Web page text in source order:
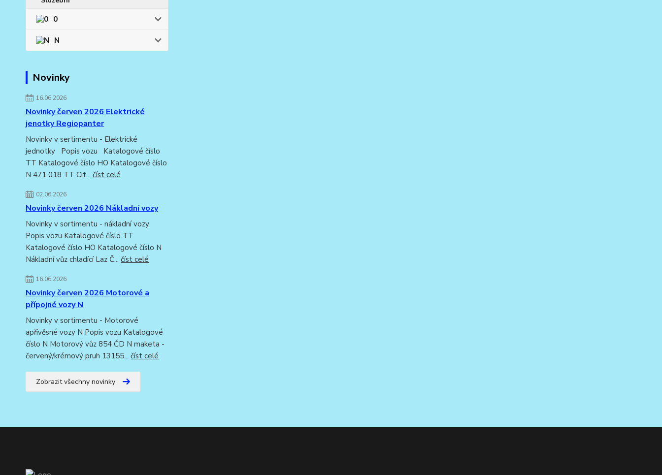
0
N
Novinky
16.06.2026
Novinky červen 2026 Elektrické
jenotky Regiopanter
Novinky v sertimentu - Elektrické
jednotky Popis vozu Katalogové číslo
TT Katalogové číslo HO Katalogové číslo
N 471 018 TT Cit... číst celé
02.06.2026
Novinky červen 2026 Nákladní vozy
Novinky v sortimentu - nákladní vozy
Popis vozu Katalogové číslo TT
Katalogové číslo HO Katalogové číslo N
Nákladní vůz chladící Laz Č... číst celé
16.06.2026
Novinky červen 2026 Motorové a
přípojné vozy N
Novinky v sortimentu - Motorové
apřívěsné vozy N Popis vozu Katalogové
číslo N Motorový vůz 854 ČD N maketa -
červený/krémový pruh 13155... číst celé
Zobrazit všechny novinky